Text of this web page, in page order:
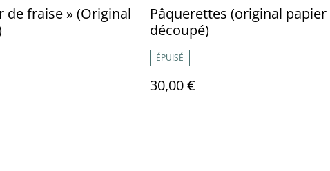
de fraise » (Original
Pâquerettes (original papier
découpé)
ÉPUISÉ
30,00 €